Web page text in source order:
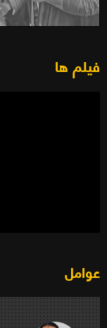
فیلم ها
عوامل